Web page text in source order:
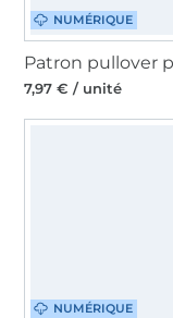
NUMÉRIQUE
7,97 € / unité
NUMÉRIQUE